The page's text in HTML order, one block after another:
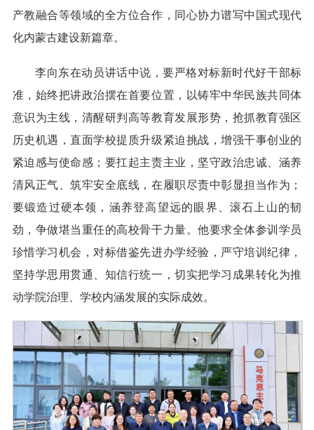
产教融合等领域的全方位合作，同心协力谱写中国式现代
化内蒙古建设新篇章。
李向东在动员讲话中说，要严格对标新时代好干部标
准，始终把讲政治摆在首要位置，以铸牢中华民族共同体
意识为主线，清醒研判高等教育发展形势，抢抓教育强区
历史机遇，直面学校提质升级紧迫挑战，增强干事创业的
紧迫感与使命感；要扛起主责主业，坚守政治忠诚、涵养
清风正气、筑牢安全底线，在履职尽责中彰显担当作为；
要锻造过硬本领，涵养登高望远的眼界、滚石上山的韧
劲，争做堪当重任的高校骨干力量。他要求全体参训学员
珍惜学习机会，对标借鉴先进办学经验，严守培训纪律，
坚持学思用贯通、知信行统一，切实把学习成果转化为推
动学院治理、学校内涵发展的实际成效。